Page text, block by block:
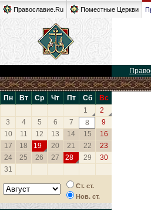
Православие.Ru Поместные Церкви
Пн Вт Ср Чт Пт Сб
Вс
1
2
3
4 5 6 7 8
9
10
11 12 13 14 15
16
17
18 19 20 21 22
23
24
25 26 27 28 29
30
31
Ст. ст.
Нов. ст.